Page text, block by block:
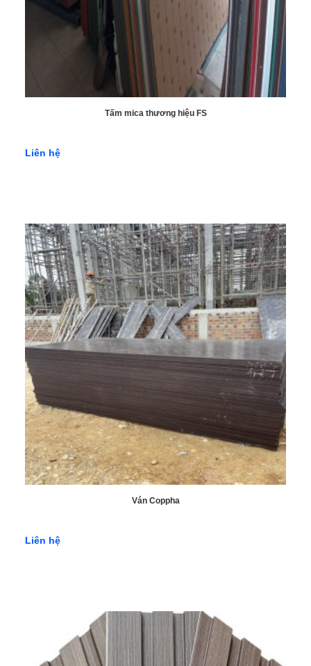
Tấm ốp trần: Dùng để ốp trần nhà, tạo điểm nhấn cho
không gian nội thất.
Tấm sàn nhà: Dùng để lát sàn nhà, tạo độ bền và thẩm
Tấm hàng rào: Dùng để làm hàng rào, phân chia ranh
giới, tạo sự an toàn cho khu vực thi công.
Thành Phố Hồ Chí Minh
Website: https://vatlieulocphat.com/
Địa chỉ: 565 Quốc Lộ 20, Thị Trấn Liên Nghĩa, Huyện Đức
Trọng, Tỉnh Lâm Đồng
Điện thoại: 0972371678- 0908200920
Email: vatlieulocphat@gmail.com
Website: https://vatlieulocphat.com
Tấm mica thương hiệu FS
Liên hệ
Ván Coppha
Liên hệ